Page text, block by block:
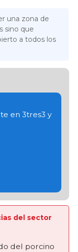
una zona de
sino que
a todos los
en 3tres3 y
del sector
del porcino